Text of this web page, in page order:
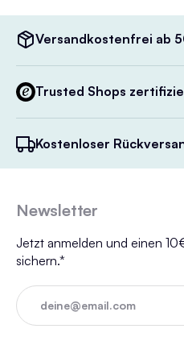
Versandkostenfrei ab
Trusted Shops
Kostenloser
Newsletter
Jetzt anmelden und einen
sichern.*
deine@email.com